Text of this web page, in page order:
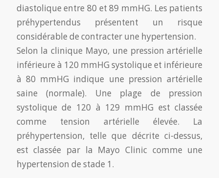
diastolique entre 80 et 89 mmHG. Les patients
préhypertendus présentent un risque
considérable de contracter une hypertension.
Selon la clinique Mayo, une pression artérielle
inférieure à 120 mmHG systolique et inférieure
à 80 mmHG indique une pression artérielle
saine (normale). Une plage de pression
systolique de 120 à 129 mmHG est classée
comme tension artérielle élevée. La
préhypertension, telle que décrite ci-dessus,
est classée par la Mayo Clinic comme une
hypertension de stade 1.